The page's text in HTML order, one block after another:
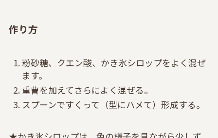
作り方
粉砂糖、クエン酸、かき氷シロップをよく混ぜ
ます。
重曹を加えてさらによく混ぜる。
スプーンですくって（型にハメて）形成する。